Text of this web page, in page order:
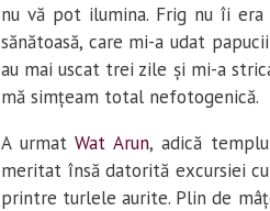
nu vă pot ilumina. Frig nu îi
sănătoasă, care mi-a udat
au mai uscat trei zile și mi-a
mă simțeam total nefotogenică.
A urmatWat Arun, adică
meritat însă datorită excursiei
printre turlele aurite. Plin de